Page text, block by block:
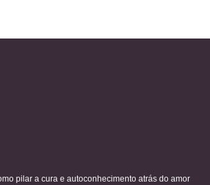
pilar a cura e autoconhecimento atrás do amor